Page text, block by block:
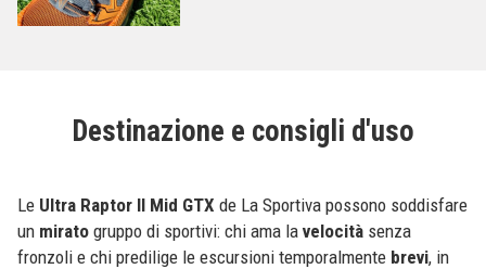
Destinazione e consigli d'uso
Le Ultra Raptor II Mid GTX de La Sportiva possono soddisfare
un mirato gruppo di sportivi: chi ama la velocità senza
fronzoli e chi predilige le escursioni temporalmente brevi, in